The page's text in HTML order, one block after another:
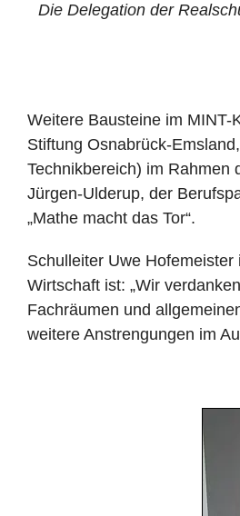
Die Delegation der
Weitere Bausteine im
Stiftung Osnabrück-
Technikbereich) im Rahmen
Jürgen-Ulderup, der
„Mathe macht das Tor“.
Schulleiter Uwe
Wirtschaft ist: „Wir
Fachräumen und
weitere Anstrengungen im